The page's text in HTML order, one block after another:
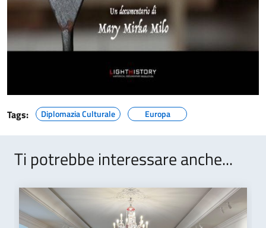
Tags: Diplomazia Culturale Europa
Ti potrebbe interessare anche...